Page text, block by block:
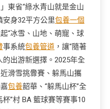
東省“綠水青山就是金山
安身32平方公里包養一個
“冰雪、山地、萌寵、球
事系統包養管道 ，讓“隨著
的出游新選擇。2025年全
滑雪挑釁賽、躲馬山攜
包養韶華、“躲馬山杯”全
”村 BA 籃球賽等賽事10